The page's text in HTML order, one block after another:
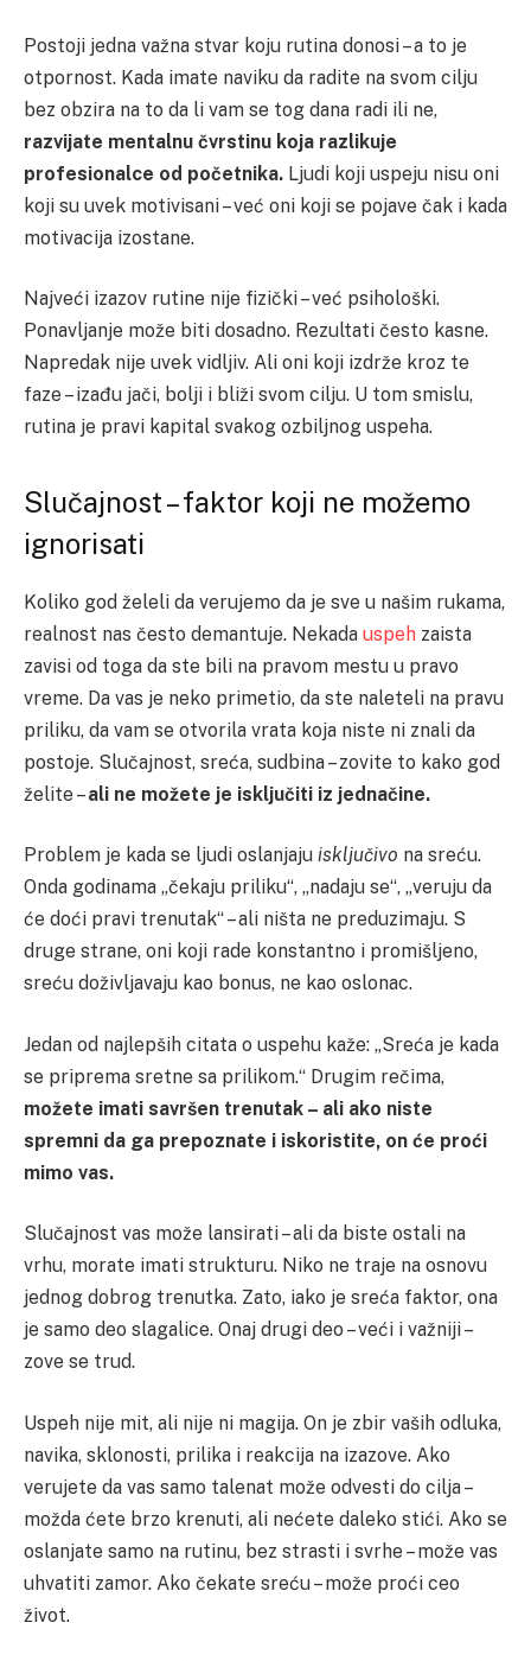
Postoji jedna važna stvar koju rutina donosi – a to je
otpornost. Kada imate naviku da radite na svom cilju
bez obzira na to da li vam se tog dana radi ili ne,
razvijate mentalnu čvrstinu koja razlikuje
profesionalce od početnika. Ljudi koji uspeju nisu oni
koji su uvek motivisani – već oni koji se pojave čak i kada
motivacija izostane.
Najveći izazov rutine nije fizički – već psihološki.
Ponavljanje može biti dosadno. Rezultati često kasne.
Napredak nije uvek vidljiv. Ali oni koji izdrže kroz te
faze – izađu jači, bolji i bliži svom cilju. U tom smislu,
rutina je pravi kapital svakog ozbiljnog uspeha.
Slučajnost – faktor koji ne možemo
ignorisati
Koliko god želeli da verujemo da je sve u našim rukama,
realnost nas često demantuje. Nekada uspeh zaista
zavisi od toga da ste bili na pravom mestu u pravo
vreme. Da vas je neko primetio, da ste naleteli na pravu
priliku, da vam se otvorila vrata koja niste ni znali da
postoje. Slučajnost, sreća, sudbina – zovite to kako god
želite –ali ne možete je isključiti iz jednačine.
Problem je kada se ljudi oslanjaju isključivo na sreću.
Onda godinama „čekaju priliku“, „nadaju se“, „veruju da
će doći pravi trenutak“ – ali ništa ne preduzimaju. S
druge strane, oni koji rade konstantno i promišljeno,
sreću doživljavaju kao bonus, ne kao oslonac.
Jedan od najlepših citata o uspehu kaže: „Sreća je kada
se priprema sretne sa prilikom.“ Drugim rečima,
možete imati savršen trenutak – ali ako niste
spremni da ga prepoznate i iskoristite, on će proći
mimo vas.
Slučajnost vas može lansirati – ali da biste ostali na
vrhu, morate imati strukturu. Niko ne traje na osnovu
jednog dobrog trenutka. Zato, iako je sreća faktor, ona
je samo deo slagalice. Onaj drugi deo – veći i važniji –
zove se trud.
Uspeh nije mit, ali nije ni magija. On je zbir vaših odluka,
navika, sklonosti, prilika i reakcija na izazove. Ako
verujete da vas samo talenat može odvesti do cilja –
možda ćete brzo krenuti, ali nećete daleko stići. Ako se
oslanjate samo na rutinu, bez strasti i svrhe – može vas
uhvatiti zamor. Ako čekate sreću – može proći ceo
život.